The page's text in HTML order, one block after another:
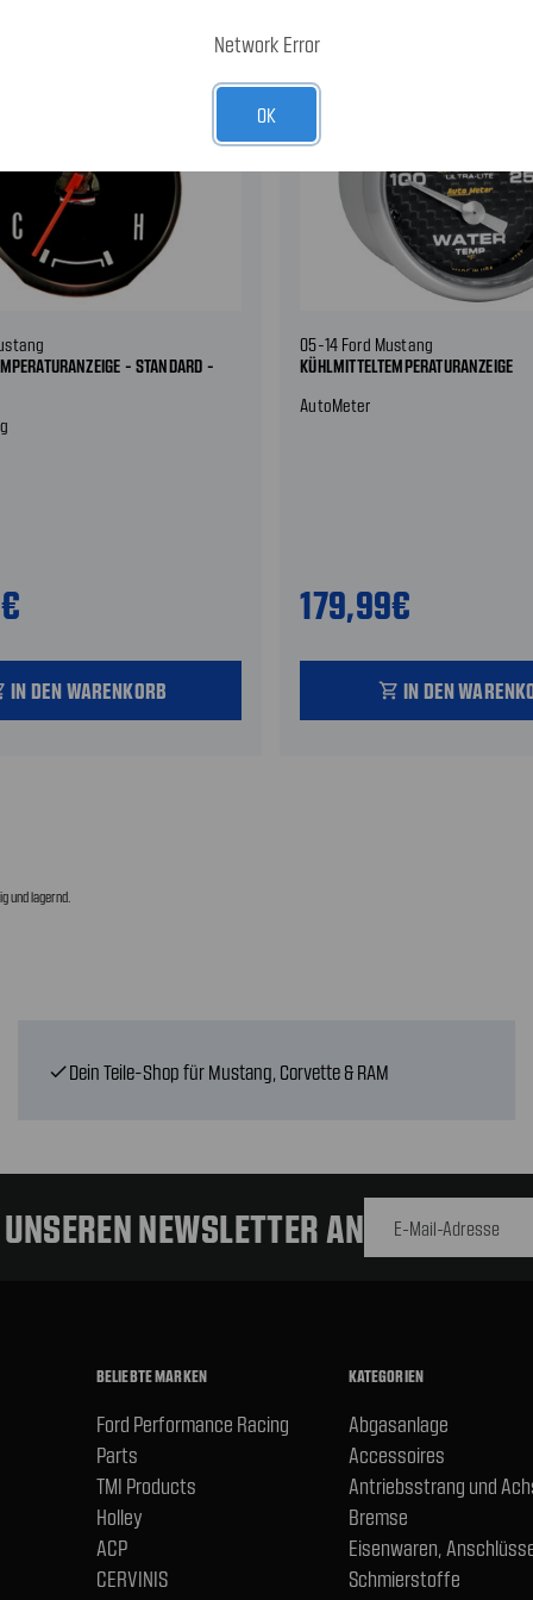
- STANDARD -
IN DEN WARENKORB
05-14 Ford Mustang
KÜHLMITTELTEMPERATURANZEIGE
AutoMeter
179,99€
shopping_cart IN DEN
und lagernd.
checkDein Teile-Shop für Mustang, Corvette & RAM
NEWSLETTER AN
BELIEBTE MARKEN
Ford Performance Racing
Parts
TMI Products
Holley
ACP
CERVINIS
KATEGORIEN
Abgasanlage
Accessoires
Antriebsstrang und
Bremse
Eisenwaren,
Schmierstoffe
Network Error
OK